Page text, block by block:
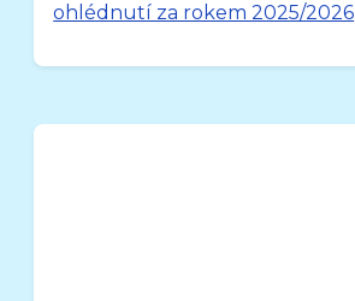
ohlédnutí za rokem 2025/2026